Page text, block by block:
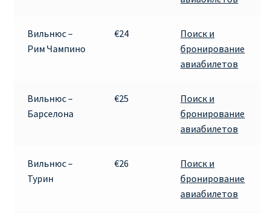
Рождественские направления от € 9
О сайте
Вильнюс –
Рим Чампино
€24
Поиск и
бронирование
авиабилетов
Вильнюс –
Барселона
€25
Поиск и
бронирование
авиабилетов
Вильнюс –
Турин
€26
Поиск и
бронирование
авиабилетов